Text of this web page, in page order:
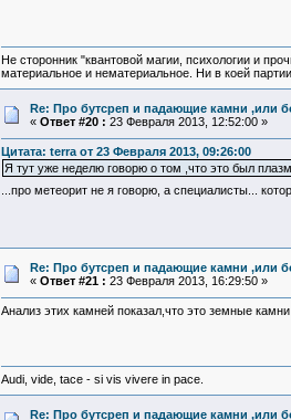
Не сторонник "квантовой магии, психологии и
материальное и нематериальное. Ни в коей
Re: Про бутсреп и падающие камни ,или
« Ответ #20 : 23 Февраля 2013, 12:52:00 »
Цитата: terra от 23 Февраля 2013, 09:26:00
Я тут уже неделю говорю о том ,что это был
...про метеорит не я говорю, а специалисты...
Re: Про бутсреп и падающие камни ,или
« Ответ #21 : 23 Февраля 2013, 16:29:50 »
Анализ этих камней показал,что это земные
Audi, vide, tace - si vis vivere in pace.
Re: Про бутсреп и падающие камни ,или